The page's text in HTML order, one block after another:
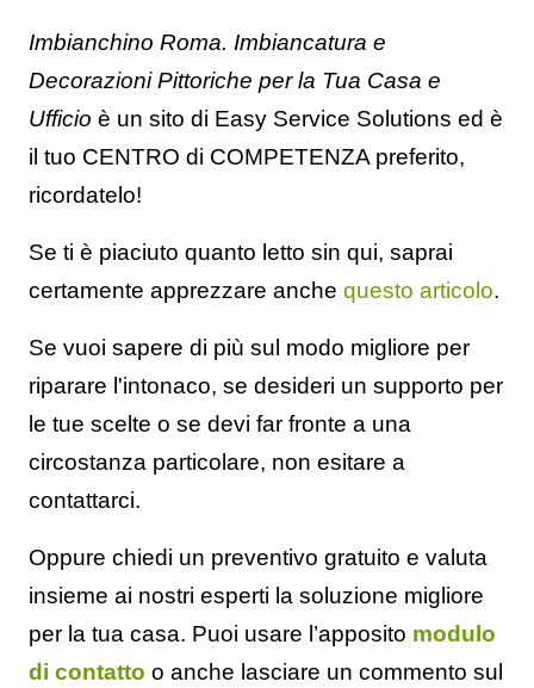
Imbianchino Roma. Imbiancatura e
Decorazioni Pittoriche per la Tua Casa e
Ufficio è un sito di Easy Service Solutions ed è
il tuo CENTRO di COMPETENZA preferito,
ricordatelo!
Se ti è piaciuto quanto letto sin qui, saprai
certamente apprezzare anche questo articolo.
Se vuoi sapere di più sul modo migliore per
riparare l'intonaco, se desideri un supporto per
le tue scelte o se devi far fronte a una
circostanza particolare, non esitare a
contattarci.
Oppure chiedi un preventivo gratuito e valuta
insieme ai nostri esperti la soluzione migliore
per la tua casa. Puoi usare l’apposito modulo
di contatto o anche lasciare un commento sul